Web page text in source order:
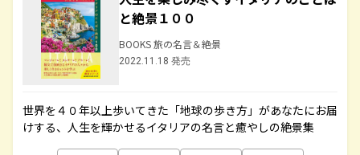
と絶景１００
BOOKS 旅の名言＆絶景
2022.11.18 発売
世界を４０年以上歩いてきた「地球の歩き方」があなたにお届
けする、人生を輝かせるイタリアの名言と癒やしの絶景集